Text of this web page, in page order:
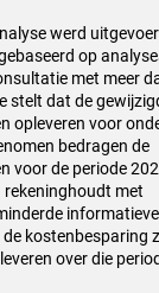
werd
op
met meer
stelt dat de
opleveren voor
bedragen de
voor de periode
rekeninghoudt met
kostenbesparing
over die